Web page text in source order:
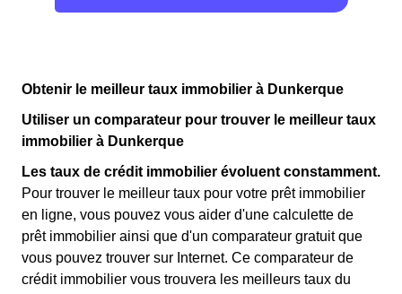
Obtenir le meilleur taux immobilier à Dunkerque
Utiliser un comparateur pour trouver le meilleur taux
immobilier à Dunkerque
Les taux de crédit immobilier évoluent constamment.
Pour trouver le meilleur taux pour votre prêt immobilier
en ligne, vous pouvez vous aider d'une calculette de
prêt immobilier ainsi que d'un comparateur gratuit que
vous pouvez trouver sur Internet. Ce comparateur de
crédit immobilier vous trouvera les meilleurs taux du